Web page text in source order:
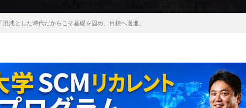
「混沌とした時代だからこそ基礎を固め、目標へ邁進」